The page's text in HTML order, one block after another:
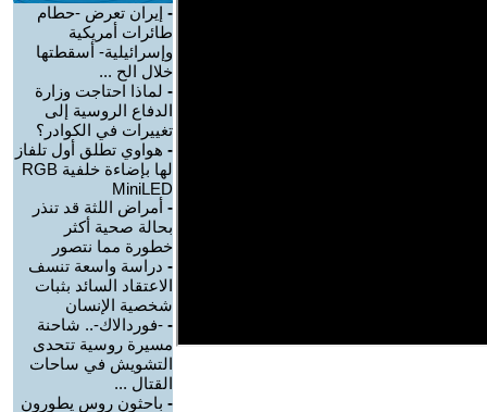
- إيران تعرض -حطام
طائرات أمريكية
وإسرائيلية- أسقطتها
خلال الح ...
- لماذا احتاجت وزارة
الدفاع الروسية إلى
تغييرات في الكوادر؟
- هواوي تطلق أول تلفاز
لها بإضاءة خلفية RGB
MiniLED
- أمراض اللثة قد تنذر
بحالة صحية أكثر
خطورة مما نتصور
- دراسة واسعة تنسف
الاعتقاد السائد بثبات
شخصية الإنسان
- -فوردالاك-.. شاحنة
مسيرة روسية تتحدى
التشويش في ساحات
القتال ...
- باحثون روس يطورون